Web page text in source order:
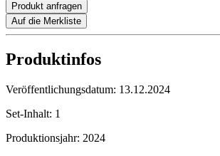
Produkt anfragen
Auf die Merkliste
Produktinfos
Veröffentlichungsdatum: 13.12.2024
Set-Inhalt: 1
Produktionsjahr: 2024